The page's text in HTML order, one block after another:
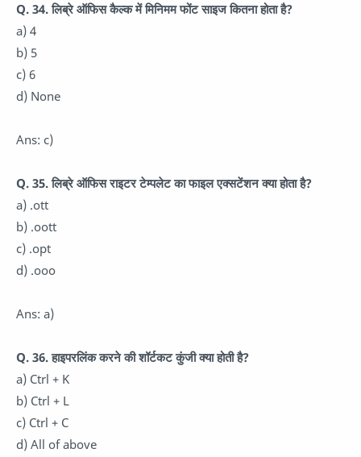
Q. 34. लिब्रे ऑफिस कैल्क में मिनिमम फोंट साइज कितना होता है?
a) 4
b) 5
c) 6
d) None
Ans: c)
Q. 35. लिब्रे ऑफिस राइटर टेम्पलेट का फाइल एक्सटेंशन क्या होता है?
a) .ott
b) .oott
c) .opt
d) .ooo
Ans: a)
Q. 36. हाइपरलिंक करने की शॉर्टकट कुंजी क्या होती है?
a) Ctrl + K
b) Ctrl + L
c) Ctrl + C
d) All of above